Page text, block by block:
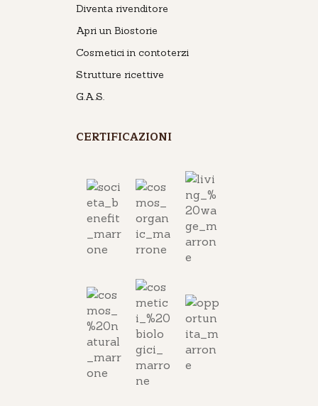
Diventa rivenditore
Apri un Biostorie
Cosmetici in contoterzi
Strutture ricettive
G.A.S.
CERTIFICAZIONI